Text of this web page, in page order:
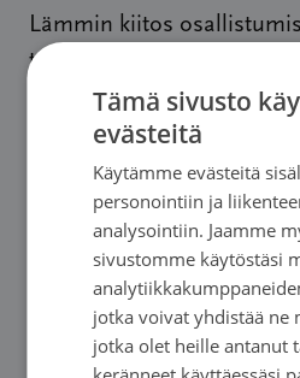
Lämmin kiitos
tutkimukseemme!
Ystävällisin terveisin,
YLIOPISTON APTEEKKI
Kari Linden,
SUOMEN
Emma Andersson,
Tämä sivusto
evästeitä
Käytämme evästeitä
personointiin ja
analysointiin. Jaamme
sivustomme käytöstäsi
jotka voivat yhdistää ne
jotka olet heille antanut